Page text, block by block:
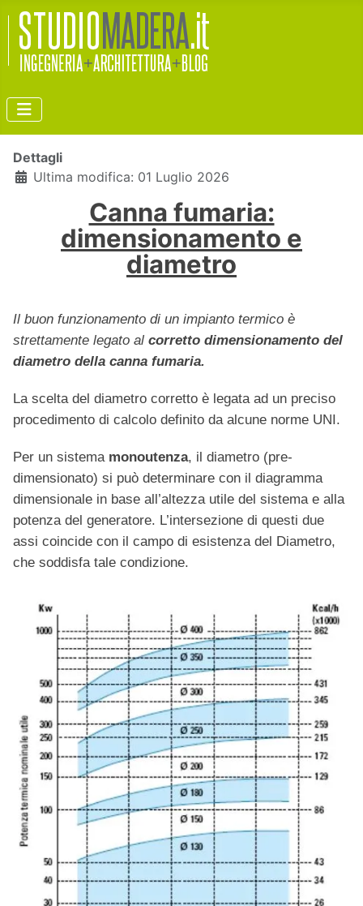
Dettagli
Ultima modifica: 01 Luglio 2026
Canna fumaria:
dimensionamento e
diametro
Il buon funzionamento di un impianto termico è
strettamente legato al corretto dimensionamento del
diametro della canna fumaria.
La scelta del diametro corretto è legata ad un preciso
procedimento di calcolo definito da alcune norme UNI.
Per un sistema monoutenza, il diametro (pre-
dimensionato) si può determinare con il diagramma
dimensionale in base all’altezza utile del sistema e alla
potenza del generatore. L’intersezione di questi due
assi coincide con il campo di esistenza del Diametro,
che soddisfa tale condizione.